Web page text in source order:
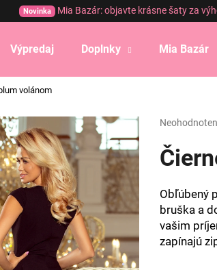
Novinka Mia Bazár: objavte krásne šaty za
Výpredaj Doplnky Mia Bazár
volánom
Priemerné
produktu
je
5
hviezdičiek.
Obľúbený
bruška a
vašim
zapínajú
Čo potrebujete nájsť?
HĽADAŤ
Odporúčame